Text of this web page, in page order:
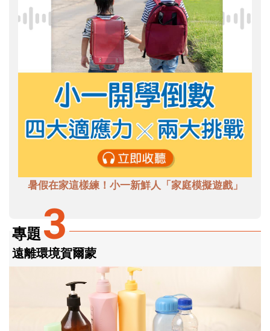
暑假在家這樣練！小一新鮮人「家庭模擬遊戲」
專題3
遠離環境賀爾蒙